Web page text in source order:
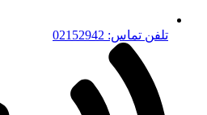
تلفن تماس: 02152942